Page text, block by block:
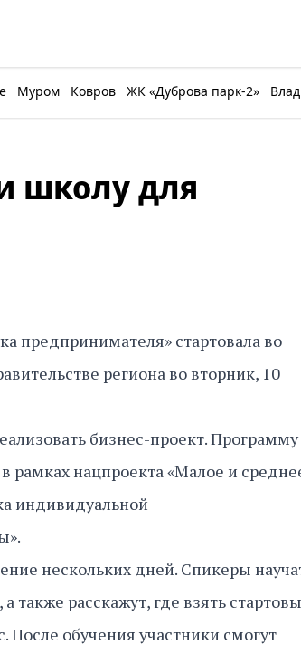
Муром Ковров ЖК «Дуброва парк-2»
школу для
предпринимателя» стартовала во
региона во вторник, 10
бизнес-проект. Программу
рамках нацпроекта «Малое и
индивидуальной
нескольких дней. Спикеры
также расскажут, где взять
После обучения участники смогут